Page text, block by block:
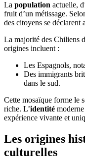
La population actuelle,
fruit d’un métissage.
des citoyens se déclarent
La majorité des Chiliens
origines incluent :
Les Espagnols,
Des immigrants
dans le sud.
Cette mosaïque forme le
riche. L’identité
expérience vivante et
Les origines
culturelles